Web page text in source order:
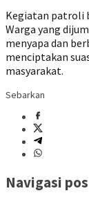
Kegiatan patroli
Warga yang
menyapa dan
menciptakan
masyarakat.
Sebarkan
Navigasi pos